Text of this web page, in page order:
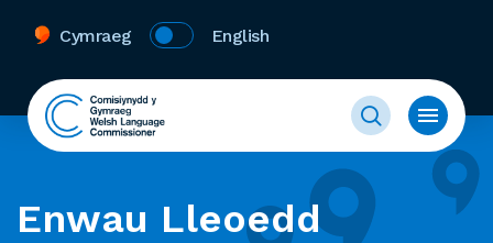
Cymraeg English
Enwau Lleoedd